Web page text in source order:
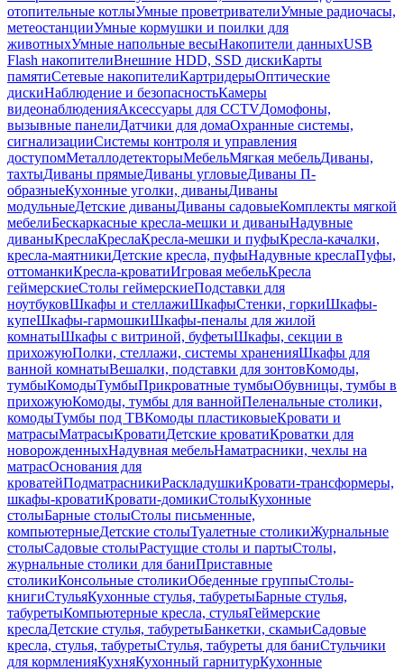
отопительные котлыУмные проветривателиУмные радиочасы,
метеостанцииУмные кормушки и поилки для
животныхУмные напольные весыНакопители данныхUSB
Flash накопителиВнешние HDD, SSD дискиКарты
памятиСетевые накопителиКартридерыОптические
дискиНаблюдение и безопасностьКамеры
видеонаблюденияАксессуары для CCTVДомофоны,
вызывные панелиДатчики для домаОхранные системы,
сигнализацииСистемы контроля и управления
доступомМеталлодетекторыМебельМягкая мебельДиваны,
тахтыДиваны прямыеДиваны угловыеДиваны П-
образныеКухонные уголки, диваныДиваны
модульныеДетские диваныДиваны садовыеКомплекты мягкой
мебелиБескаркасные кресла-мешки и диваныНадувные
диваныКреслаКреслаКресла-мешки и пуфыКресла-качалки,
кресла-маятникиДетские кресла, пуфыНадувные креслаПуфы,
оттоманкиКресла-кроватиИгровая мебельКресла
геймерскиеСтолы геймерскиеПодставки для
ноутбуковШкафы и стеллажиШкафыСтенки, горкиШкафы-
купеШкафы-гармошкиШкафы-пеналы для жилой
комнатыШкафы с витриной, буфетыШкафы, секции в
прихожуюПолки, стеллажи, системы храненияШкафы для
ванной комнатыВешалки, подставки для зонтовКомоды,
тумбыКомодыТумбыПрикроватные тумбыОбувницы, тумбы в
прихожуюКомоды, тумбы для ваннойПеленальные столики,
комодыТумбы под ТВКомоды пластиковыеКровати и
матрасыМатрасыКроватиДетские кроватиКроватки для
новорожденныхНадувная мебельНаматрасники, чехлы на
матрасОснования для
кроватейПодматрасникиРаскладушкиКровати-трансформеры,
шкафы-кроватиКровати-домикиСтолыКухонные
столыБарные столыСтолы письменные,
компьютерныеДетские столыТуалетные столикиЖурнальные
столыСадовые столыРастущие столы и партыСтолы,
журнальные столики для баниПриставные
столикиКонсольные столикиОбеденные группыСтолы-
книгиСтульяКухонные стулья, табуретыБарные стулья,
табуретыКомпьютерные кресла, стульяГеймерские
креслаДетские стулья, табуретыБанкетки, скамьиСадовые
кресла, стулья, табуретыСтулья, табуреты для баниСтульчики
для кормленияКухняКухонный гарнитурКухонные